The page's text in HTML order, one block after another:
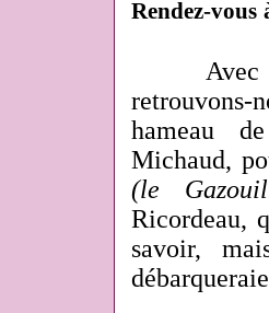
Rendez-
retrouvons-
hameau
Michaud,
(le
Ricordeau,
savoir,